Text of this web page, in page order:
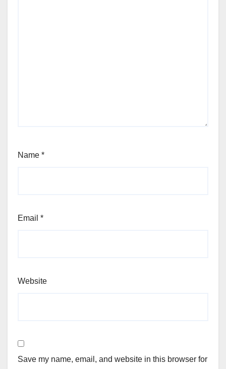
Name *
Email *
Website
Save my name, email, and website in this browser for